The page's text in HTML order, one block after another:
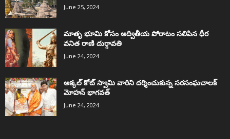
June 25, 2024
మాతృ భూమి కోసం అద్వితీయ పోరాటం సలిపిన ధీర
వనిత రాణి దుర్గావతి
June 24, 2024
అక్కల్‌ కోట్‌ స్వామి వారిని దర్శించుకున్న సరసంఘచాలక్
మోహన్ భాగవత్
June 24, 2024